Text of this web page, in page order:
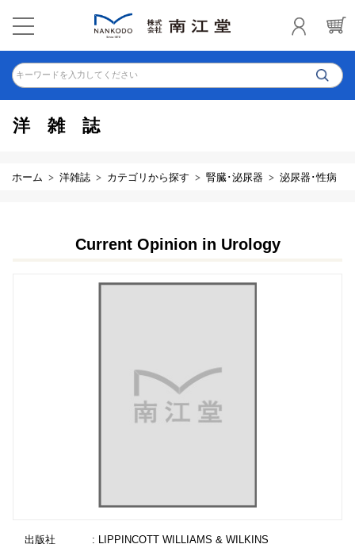
キーワードを入力してください
洋雑誌
ホーム 洋雑誌 カテゴリから探す 腎臓･泌尿器 泌尿器･性病
Current Opinion in Urology
出版社
: LIPPINCOTT WILLIAMS & WILKINS